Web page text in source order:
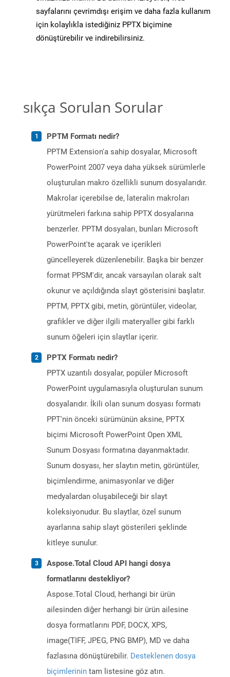
sayfalarını çevrimdışı erişim ve daha fazla kullanım
için kolaylıkla istediğiniz PPTX biçimine
dönüştürebilir ve indirebilirsiniz.
sıkça Sorulan Sorular
PPTM Formatı nedir?
PPTM Extension'a sahip dosyalar, Microsoft
PowerPoint 2007 veya daha yüksek sürümlerle
oluşturulan makro özellikli sunum dosyalarıdır.
Makrolar içerebilse de, lateralin makroları
yürütmeleri farkına sahip PPTX dosyalarına
benzerler. PPTM dosyaları, bunları Microsoft
PowerPoint'te açarak ve içerikleri
güncelleyerek düzenlenebilir. Başka bir benzer
format PPSM'dir, ancak varsayılan olarak salt
okunur ve açıldığında slayt gösterisini başlatır.
PPTM, PPTX gibi, metin, görüntüler, videolar,
grafikler ve diğer ilgili materyaller gibi farklı
sunum öğeleri için slaytlar içerir.
PPTX Formatı nedir?
PPTX uzantılı dosyalar, popüler Microsoft
PowerPoint uygulamasıyla oluşturulan sunum
dosyalarıdır. İkili olan sunum dosyası formatı
PPT'nin önceki sürümünün aksine, PPTX
biçimi Microsoft PowerPoint Open XML
Sunum Dosyası formatına dayanmaktadır.
Sunum dosyası, her slaytın metin, görüntüler,
biçimlendirme, animasyonlar ve diğer
medyalardan oluşabileceği bir slayt
koleksiyonudur. Bu slaytlar, özel sunum
ayarlarına sahip slayt gösterileri şeklinde
kitleye sunulur.
Aspose.Total Cloud API hangi dosya
formatlarını destekliyor?
Aspose.Total Cloud, herhangi bir ürün
ailesinden diğer herhangi bir ürün ailesine
dosya formatlarını PDF, DOCX, XPS,
image(TIFF, JPEG, PNG BMP), MD ve daha
fazlasına dönüştürebilir. Desteklenen dosya
biçimlerinin tam listesine göz atın.